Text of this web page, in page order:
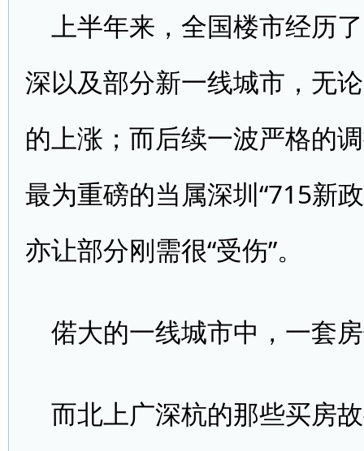
上半年来，全国楼市经历
深以及部分新一线城市，无
的上涨；而后续一波严格的
最为重磅的当属深圳“715新
亦让部分刚需很“受伤”。
偌大的一线城市中，一套
而北上广深杭的那些买房